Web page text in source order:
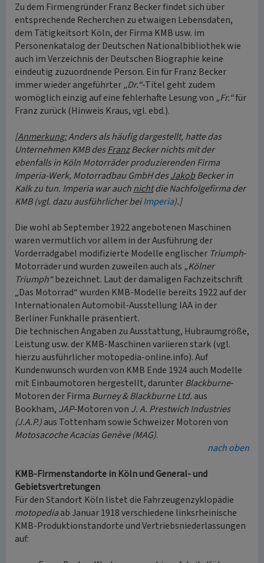
Zu dem Firmengründer Franz Becker findet sich über
entsprechende Recherchen zu etwaigen Lebensdaten,
dem Tätigkeitsort Köln, der Firma KMB usw. im
Personenkatalog der Deutschen Nationalbibliothek wie
auch im Verzeichnis der Deutschen Biographie keine
eindeutig zuzuordnende Person. Ein für Franz Becker
immer wieder angeführter„Dr.“-Titel geht zudem
womöglich einzig auf eine fehlerhafte Lesung von „Fr.“für
Franz zurück (Hinweis Kraus, vgl. ebd.).
[Anmerkung:Anders als häufig dargestellt, hatte das
Unternehmen KMB desFranzBecker nichts mit der
ebenfalls in Köln Motorräder produzierenden Firma
Imperia-Werk, Motorradbau GmbH desJakobBecker in
Kalk zu tun. Imperia war auchnichtdie Nachfolgefirma der
KMB (vgl. dazu ausführlicher beiImperia).]
Die wohl ab September 1922 angebotenen Maschinen
waren vermutlich vor allem in der Ausführung der
Vorderradgabel modifizierte Modelle englischer Triumph-
Motorräder und wurden zuweilen auch als „Kölner
Triumph“bezeichnet. Laut der damaligen Fachzeitschrift
„Das Motorrad“ wurden KMB-Modelle bereits 1922 auf der
Internationalen Automobil-Ausstellung IAA in der
Berliner Funkhalle präsentiert.
Die technischen Angaben zu Ausstattung, Hubraumgröße,
Leistung usw. der KMB-Maschinen variieren stark (vgl.
hierzu ausführlicher motopedia-online.info). Auf
Kundenwunsch wurden von KMB Ende 1924 auch Modelle
mit Einbaumotoren hergestellt, darunterBlackburne-
Motoren der Firma Burney & Blackburne Ltd. aus
Bookham, JAP-Motoren von J. A. Prestwich Industries
(J.A.P.)aus Tottenham sowie Schweizer Motoren von
Motosacoche Acacias Genève (MAG).
nach oben
KMB-Firmenstandorte in Köln und General- und
Gebietsvertretungen
Für den Standort Köln listet die Fahrzeugenzyklopädie
motopediaab Januar 1918 verschiedene linksrheinische
KMB-Produktionstandorte und Vertriebsniederlassungen
auf: